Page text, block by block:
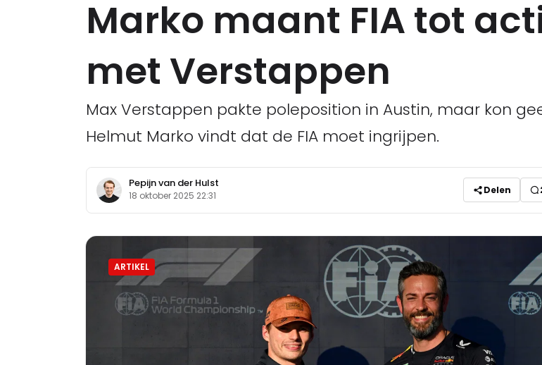
Marko maant FIA tot
met Verstappen
Max Verstappen pakte poleposition in Austin, maar kon
Helmut Marko vindt dat de FIA moet ingrijpen.
Pepijn van der Hulst
18 oktober 2025 22:31 Delen
ARTIKEL